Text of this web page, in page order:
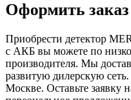
Оформить заказ
Приобрести детектор
с АКБ вы можете по
производителя. Мы
развитую дилерскую
Москве. Оставьте заявку